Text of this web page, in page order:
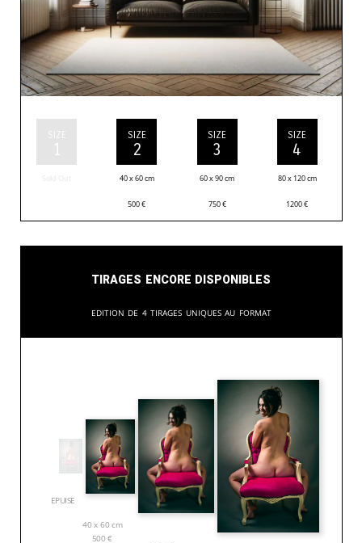
SIZE
1
SIZE
2
40 x 60 cm
500€
SIZE
3
60 x 90 cm
750€
SIZE
4
80 x 120 cm
1200€
Tirages encore disponibles
Edition de 4 tirages uniques au format
EPUISE
40 x 60 cm
500€